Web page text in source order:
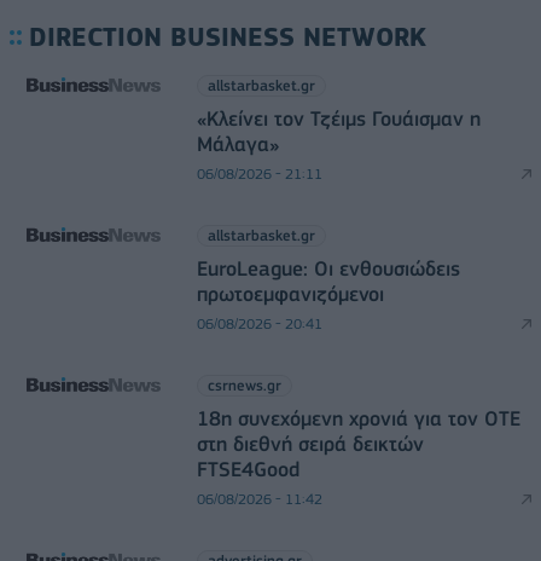
DIRECTION BUSINESS NETWORK
allstarbasket.gr
«Κλείνει τον Τζέιμς Γουάισμαν η
Μάλαγα»
06/08/2026 - 21:11
allstarbasket.gr
EuroLeague: Οι ενθουσιώδεις
πρωτοεμφανιζόμενοι
06/08/2026 - 20:41
csrnews.gr
18η συνεχόμενη χρονιά για τον ΟΤΕ
στη διεθνή σειρά δεικτών
FTSE4Good
06/08/2026 - 11:42